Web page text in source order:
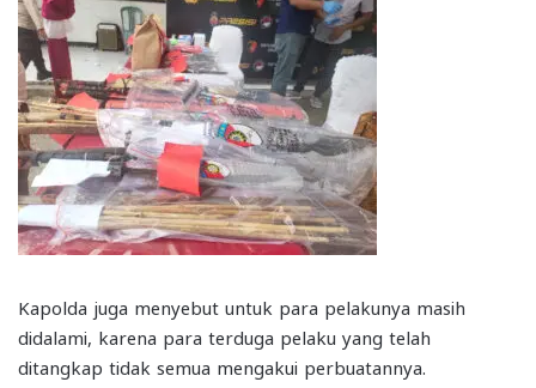
Kapolda juga menyebut untuk para pelakunya masih
didalami, karena para terduga pelaku yang telah
ditangkap tidak semua mengakui perbuatannya.